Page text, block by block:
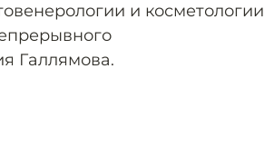
и косметологии
Галлямова.